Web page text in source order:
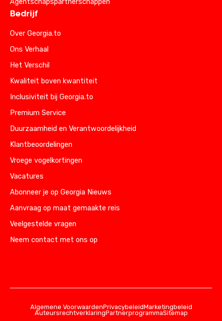
Bedrijf
Over Georgia.to
Ons Verhaal
Het Verschil
Kwaliteit boven kwantiteit
Inclusiviteit bij Georgia.to
Premium Service
Duurzaamheid en Verantwoordelijkheid
Klantbeoordelingen
Vroege vogelkortingen
Vacatures
Abonneer je op Georgia Nieuws
Aanvraag op maat gemaakte reis
Veelgestelde vragen
Neem contact met ons op
Algemene VoorwaardenPrivacybeleidMarketingbeleid
AuteursrechtverklaringPartnerprogrammaSitemap